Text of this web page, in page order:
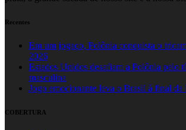
Recentes
Em um jogaço, Polônia conquista o
2026
Estados Unidos desafiam a Polônia pelo
masculina
Jogo emocionante leva o Brasil à final da
COBERTURA